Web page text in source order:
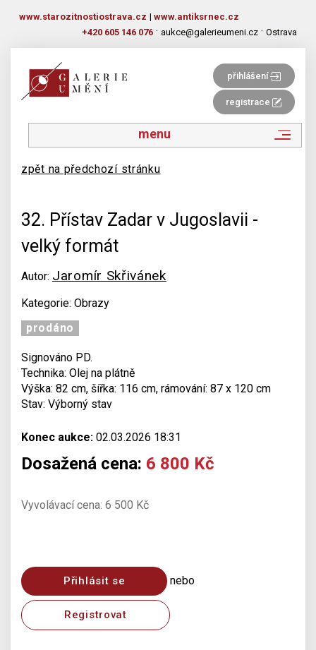
www.starozitnostiostrava.cz | www.antiksrnec.cz
+420 605 146 076 · aukce@galerieumeni.cz · Ostrava
přihlášení
registrace
menu
zpět na předchozí stránku
32. Přístav Zadar v Jugoslavii -
velký formát
Autor: Jaromír Skřivánek
Kategorie: Obrazy
prodáno
Signováno PD.
Technika: Olej na plátně
Výška: 82 cm, šířka: 116 cm, rámování: 87 x 120 cm
Stav: Výborný stav
Konec aukce: 02.03.2026 18:31
Dosažená cena: 6 800 Kč
Vyvolávací cena: 6 500 Kč
Přihlásit se nebo
Registrovat